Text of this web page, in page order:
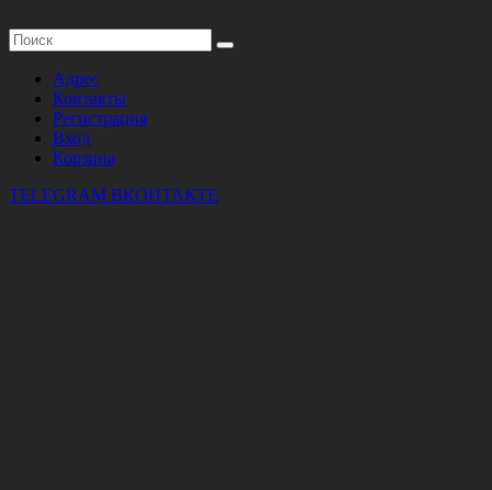
Адрес
Контакты
Регистрация
Вход
Корзина
TELEGRAM ВКОНТАКТЕ